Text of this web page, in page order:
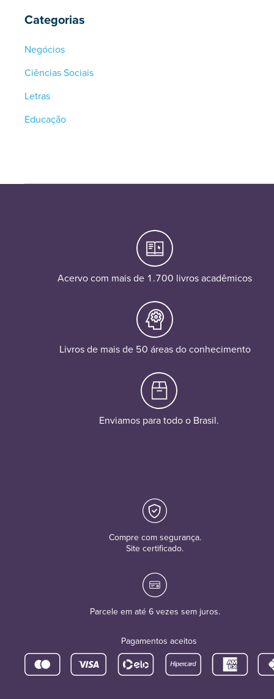
Categorias
Negócios
Ciências Sociais
Letras
Educação
Acervo com mais de 1.700 livros acadêmicos
Livros de mais de 50 áreas do conhecimento
Enviamos para todo o Brasil.
Compre com segurança.
Site certificado.
Parcele em até 6 vezes sem juros.
Pagamentos aceitos